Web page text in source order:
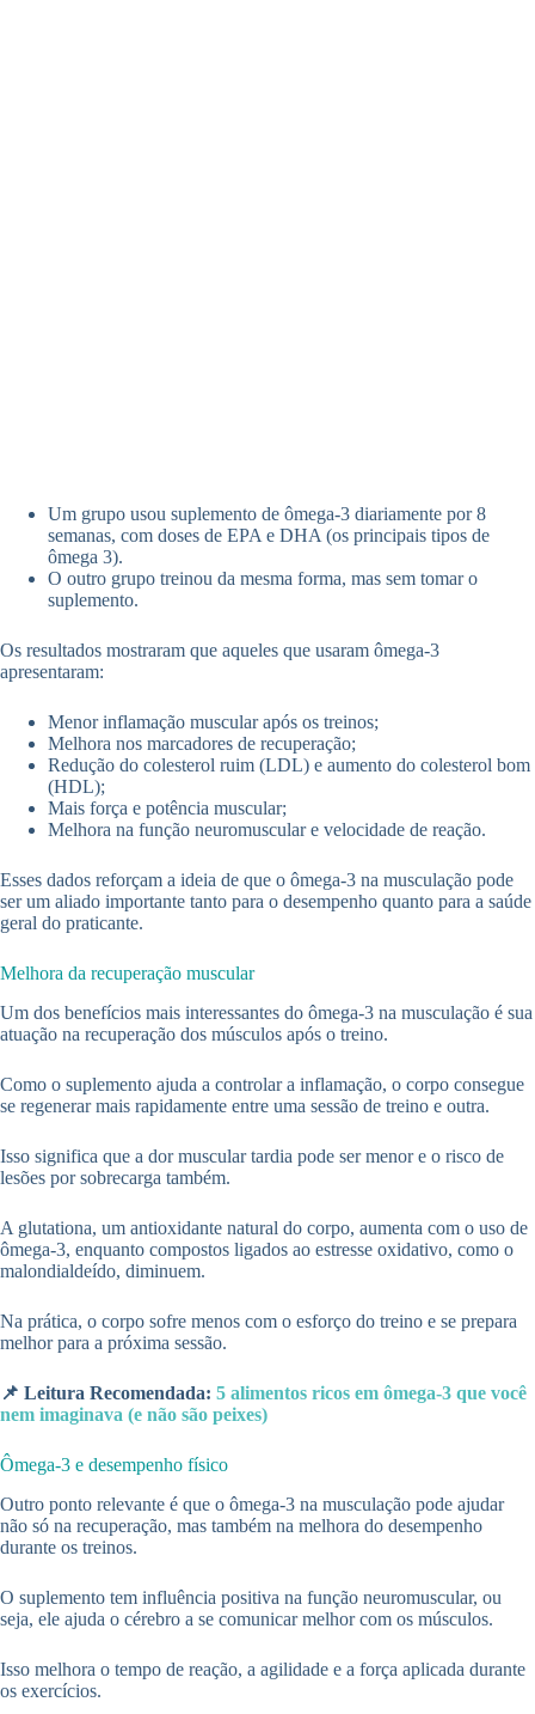
Um grupo usou suplemento de ômega-3 diariamente por 8
semanas, com doses de EPA e DHA (os principais tipos de
ômega 3).
O outro grupo treinou da mesma forma, mas sem tomar o
suplemento.
Os resultados mostraram que aqueles que usaram ômega-3
apresentaram:
Menor inflamação muscular após os treinos;
Melhora nos marcadores de recuperação;
Redução do colesterol ruim (LDL) e aumento do colesterol bom
(HDL);
Mais força e potência muscular;
Melhora na função neuromuscular e velocidade de reação.
Esses dados reforçam a ideia de que o ômega-3 na musculação pode
ser um aliado importante tanto para o desempenho quanto para a saúde
geral do praticante.
Melhora da recuperação muscular
Um dos benefícios mais interessantes do ômega-3 na musculação é sua
atuação na recuperação dos músculos após o treino.
Como o suplemento ajuda a controlar a inflamação, o corpo consegue
se regenerar mais rapidamente entre uma sessão de treino e outra.
Isso significa que a dor muscular tardia pode ser menor e o risco de
lesões por sobrecarga também.
A glutationa, um antioxidante natural do corpo, aumenta com o uso de
ômega-3, enquanto compostos ligados ao estresse oxidativo, como o
malondialdeído, diminuem.
Na prática, o corpo sofre menos com o esforço do treino e se prepara
melhor para a próxima sessão.
📌 Leitura Recomendada: 5 alimentos ricos em ômega-3 que você
nem imaginava (e não são peixes)
Ômega-3 e desempenho físico
Outro ponto relevante é que o ômega-3 na musculação pode ajudar
não só na recuperação, mas também na melhora do desempenho
durante os treinos.
O suplemento tem influência positiva na função neuromuscular, ou
seja, ele ajuda o cérebro a se comunicar melhor com os músculos.
Isso melhora o tempo de reação, a agilidade e a força aplicada durante
os exercícios.